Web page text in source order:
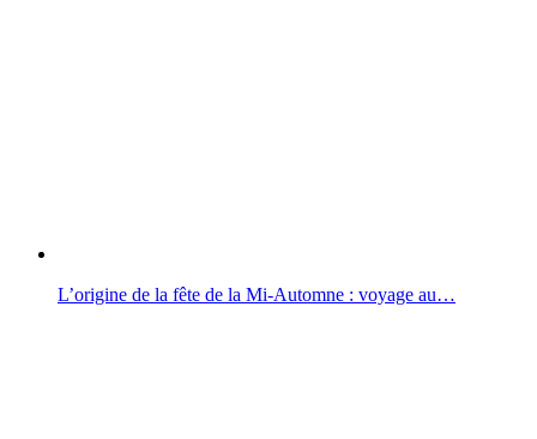
L’origine de la fête de la Mi-Automne : voyage au…